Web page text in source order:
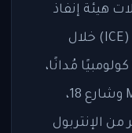
هيئة إنفاذ
قوانين الهجرة والجمارك الأمريكية (ICE) خلال
مُدانًا،
وأعضاء مزعومين في عصابتي MS-13 وشارع 18،
الإنتربول